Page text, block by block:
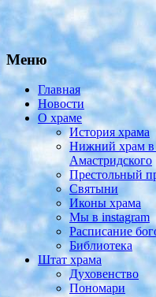
Меню
Главная
Новости
О храме
История храма
Нижний храм в
Амастридского
Престольный
Святыни
Иконы храма
Мы в instagram
Расписание
Библиотека
Штат храма
Духовенство
Пономари